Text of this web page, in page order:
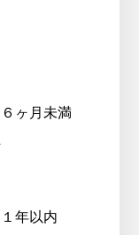
６ヶ月未満
１年以内